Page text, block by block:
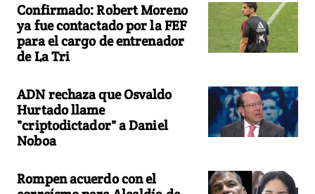
Confirmado: Robert Moreno
ya fue contactado por la FEF
para el cargo de entrenador
de La Tri
ADN rechaza que Osvaldo
Hurtado llame
"criptodictador" a Daniel
Noboa
Rompen acuerdo con el